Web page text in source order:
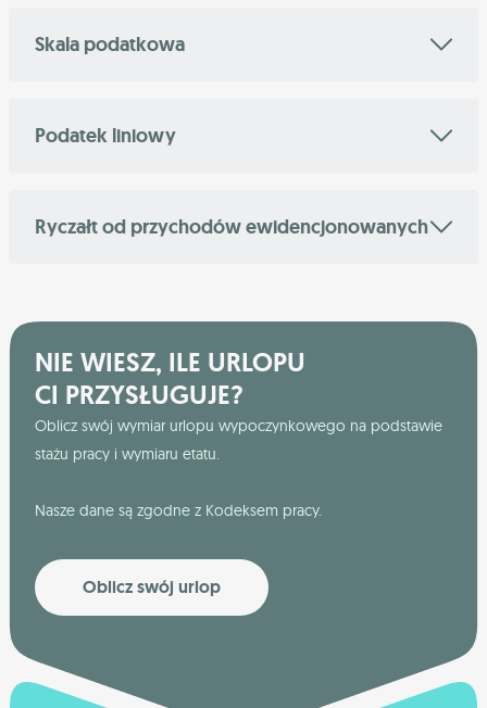
Skala podatkowa
Podatek liniowy
Ryczałt od przychodów ewidencjonowanych
NIE WIESZ, ILE URLOPU
CI PRZYSŁUGUJE?
Oblicz swój wymiar urlopu wypoczynkowego na podstawie
stażu pracy i wymiaru etatu.
Nasze dane są zgodne z Kodeksem pracy.
Oblicz swój urlop